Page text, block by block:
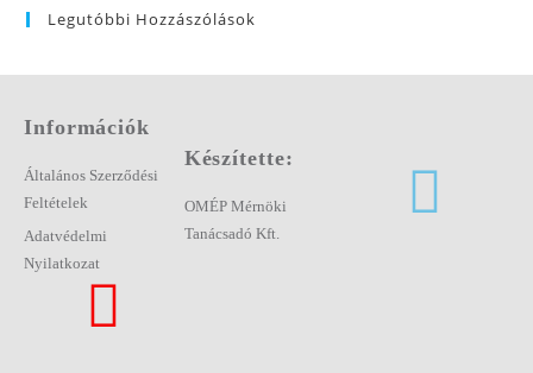
Legutóbbi Hozzászólások
Információk
Általános Szerződési
Feltételek
Adatvédelmi
Nyilatkozat
Készítette:
OMÉP Mérnöki
Tanácsadó Kft.